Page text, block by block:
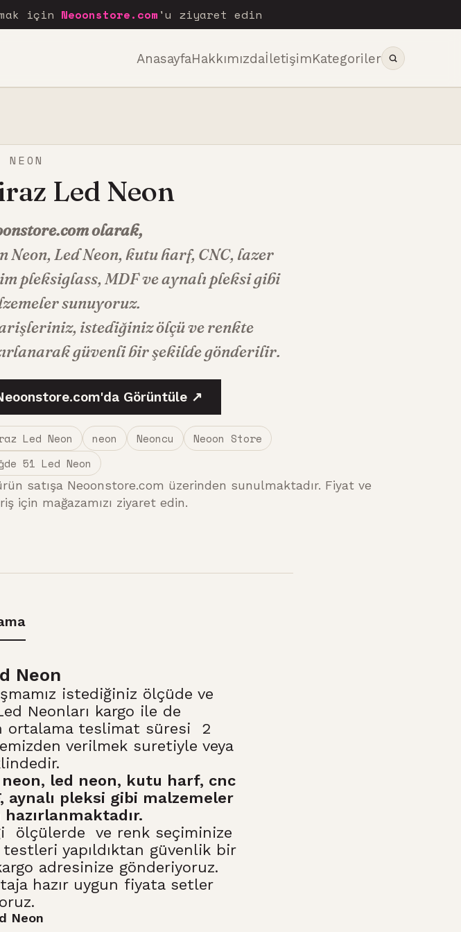
için Neoonstore.com 'u ziyaret edin
AnasayfaHakkımızdaİletişimKategoriler
NEON
Led Neon
olarak,
Neon, Led Neon, kutu harf, CNC, lazer
pleksiglass, MDF ve aynalı pleksi gibi
sunuyoruz.
istediğiniz ölçü ve renkte
güvenli bir şekilde gönderilir.
Görüntüle ↗
Led Neon neon Neoncu
Neoon Store
51 Led Neon
satışa Neoonstore.com üzerinden sunulmaktadır. Fiyat ve
için mağazamızı ziyaret edin.
Neon
istediğiniz ölçüde ve
Neonları kargo ile de
ortalama teslimat süresi 2
verilmek suretiyle veya
, led neon, kutu harf, cnc
aynalı pleksi gibi malzemeler
ölçülerde ve renk seçiminize
testleri yapıldıktan güvenlik bir
adresinize gönderiyoruz.
hazır uygun fiyata setler
Neon